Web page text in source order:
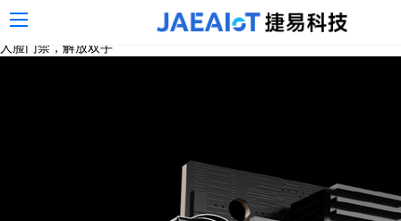
器,jaeaiot捷易
人脸门禁，解放双手